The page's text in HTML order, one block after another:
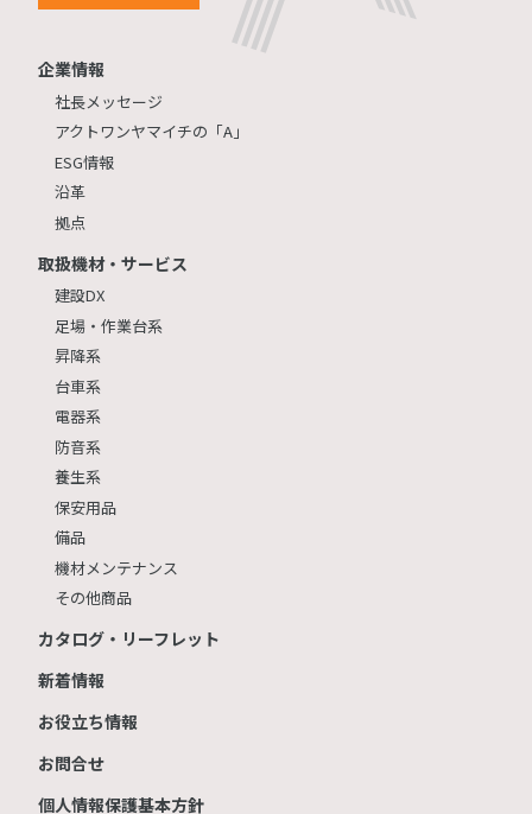
企業情報
社長メッセージ
アクトワンヤマイチの「A」
ESG情報
沿革
拠点
取扱機材・サービス
建設DX
足場・作業台系
昇降系
台車系
電器系
防音系
養生系
保安用品
備品
機材メンテナンス
その他商品
カタログ・リーフレット
新着情報
お役立ち情報
お問合せ
個人情報保護基本方針